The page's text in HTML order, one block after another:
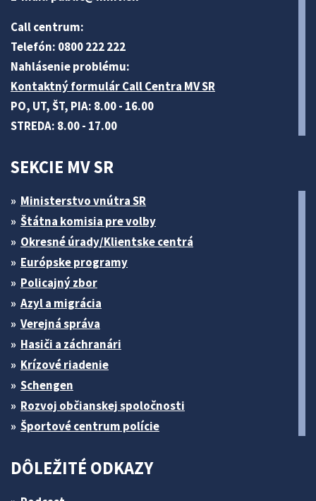
Call centrum:
Telefón: 0800 222 222
Nahlásenie problému:
Kontaktný formulár Call Centra MV SR
PO, UT, ŠT, PIA: 8.00 - 16.00
STREDA: 8.00 - 17.00
SEKCIE MV SR
Ministerstvo vnútra SR
Štátna komisia pre volby
Okresné úrady/Klientske centrá
Európske programy
Policajný zbor
Azyl a migrácia
Verejná správa
Hasiči a záchranári
Krízové riadenie
Schengen
Rozvoj občianskej spoločnosti
Športové centrum polície
DÔLEŽITÉ ODKAZY